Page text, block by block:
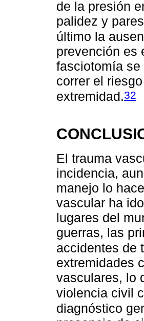
de la presión
palidez y
último la
prevención es
fasciotomía
correr el
extremidad.32
El trauma
incidencia,
manejo lo
vascular ha
lugares del
guerras, las
accidentes de
extremidades
vasculares, lo
violencia civil
diagnóstico